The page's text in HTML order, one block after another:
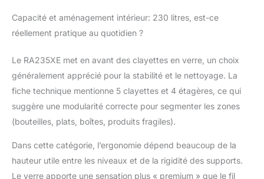
Capacité et aménagement intérieur: 230 litres, est-ce
réellement pratique au quotidien ?
Le RA235XE met en avant des clayettes en verre, un choix
généralement apprécié pour la stabilité et le nettoyage. La
fiche technique mentionne 5 clayettes et 4 étagères, ce qui
suggère une modularité correcte pour segmenter les zones
(bouteilles, plats, boîtes, produits fragiles).
Dans cette catégorie, l’ergonomie dépend beaucoup de la
hauteur utile entre les niveaux et de la rigidité des supports.
Le verre apporte une sensation plus « premium » que le fil